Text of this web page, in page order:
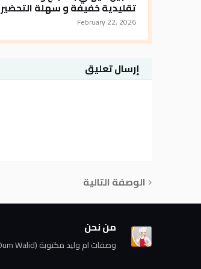
تقليدية خفيفة و سهلة التحضير
February 22, 2026
إرسال تعليق
الوصفة التالية
من نحن
وصفات ام وليد مكتوبة (Oum Walid) موقع خاص بالطبخ السهل بمقادير مضبوطة خاصة لكل مبتدئة و لكل امراة.